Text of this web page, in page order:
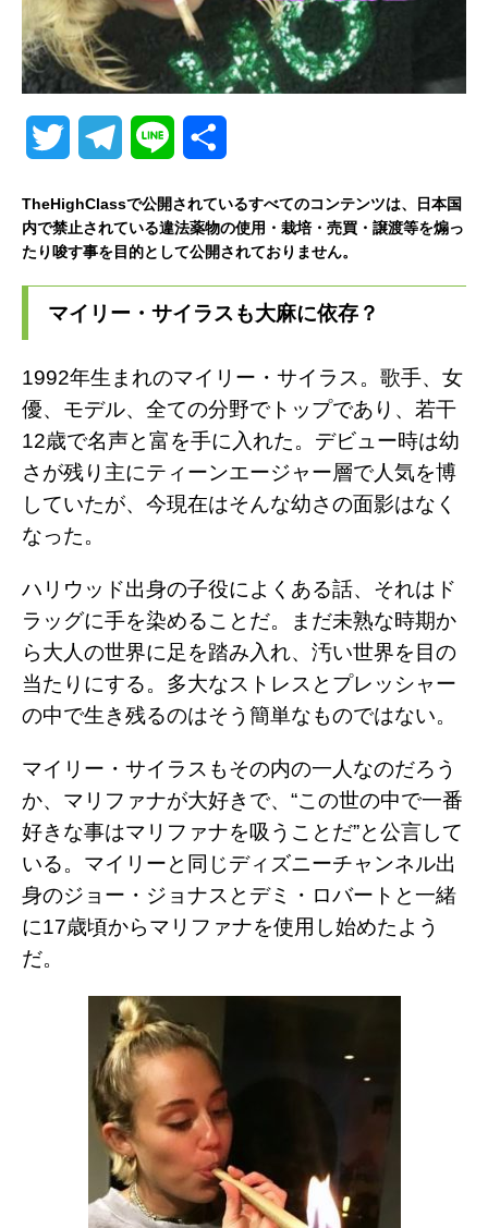
i
t
t
r
l
g
m
n
TheHighClassで公開されているすべてのコンテンツは、日本国
内で禁止されている違法薬物の使用・栽培・売買・譲渡等を煽っ
たり唆す事を目的として公開されておりません。
マイリー・サイラスも大麻に依存？
1992年生まれのマイリー・サイラス。歌手、女
優、モデル、全ての分野でトップであり、若干
12歳で名声と富を手に入れた。 デビュー時は幼
さが残り主にティーンエージャー層で人気を博
していたが、今現在はそんな幼さの面影はなく
なった。
ハリウッド出身の子役によくある話、それはド
ラッグに手を染めることだ。まだ未熟な時期か
ら大人の世界に足を踏み入れ、汚い世界を目の
当たりにする。多大なストレスとプレッシャー
の中で生き残るのはそう簡単なものではない。
マイリー・サイラスもその内の一人なのだろう
か、マリファナが大好きで、 “この世の中で一番
好きな事はマリファナを吸うことだ”と公言して
いる。マイリーと同じディズニーチャンネル出
身のジョー・ジョナスとデミ・ロバートと一緒
に17歳頃からマリファナを使用し始めたよう
だ。